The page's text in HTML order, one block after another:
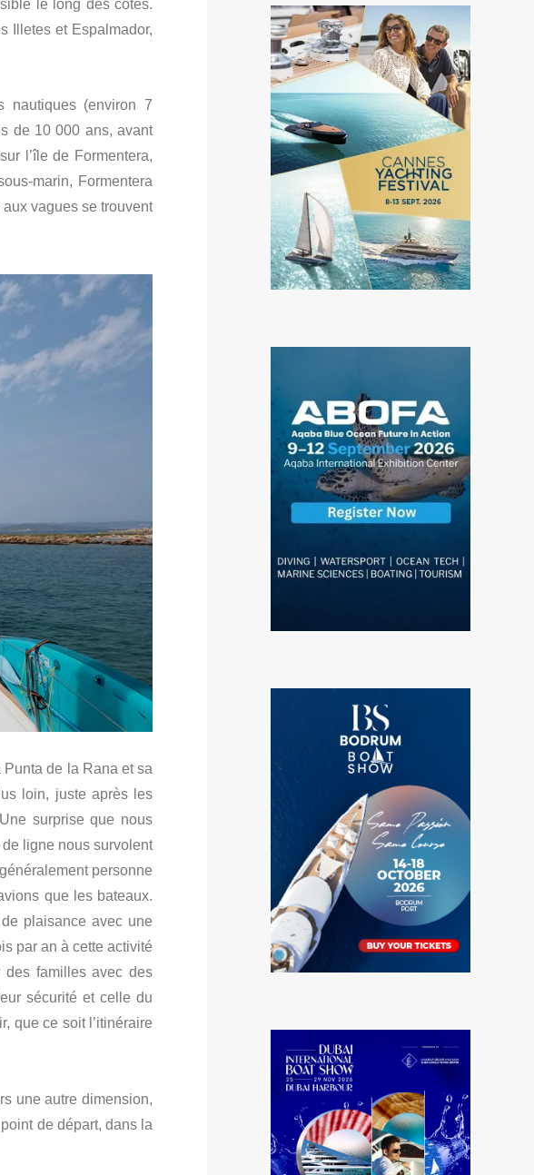
le long des côtes.
Illetes et Espalmador,
nautiques (environ 7
de 10 000 ans, avant
l’île de Formentera,
marin, Formentera
vagues se trouvent
Punta de la Rana et sa
loin, juste après les
surprise que nous
ligne nous survolent
personne
que les bateaux.
plaisance avec une
par an à cette activité
des familles avec des
sécurité et celle du
que ce soit l’itinéraire
une autre dimension,
de départ, dans la